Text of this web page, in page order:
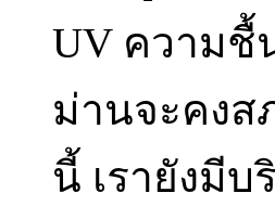
UV ความชื้
ม่านจะคงส
นี้ เรายังมี